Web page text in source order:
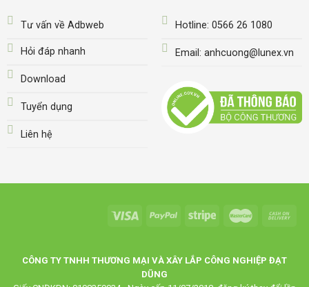
Tư vấn về Adbweb
Hỏi đáp nhanh
Download
Tuyển dụng
Liên hệ
Hotline: 0566 26 1080
Email: anhcuong@lunex.vn
CÔNG TY TNHH THƯƠNG MẠI VÀ XÂY LẮP CÔNG NGHIỆP ĐẠT
DŨNG